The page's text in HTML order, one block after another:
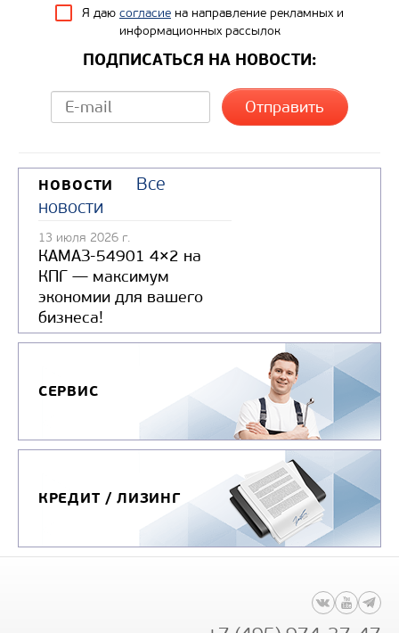
Я даю согласие на направление рекламных и
информационных рассылок
ПОДПИСАТЬСЯ НА НОВОСТИ:
НОВОСТИ
Все
новости
13 июля 2026 г.
КАМАЗ-54901 4×2 на
КПГ — максимум
экономии для вашего
бизнеса!
СЕРВИС
КРЕДИТ / ЛИЗИНГ